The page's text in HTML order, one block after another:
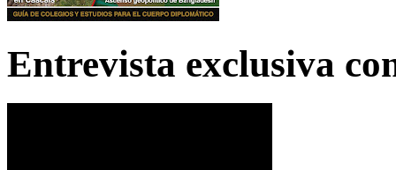
Entrevista exclusiva